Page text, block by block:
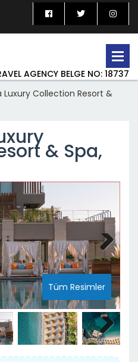
AGENCY BELGE NO: 18737
Luxury Collection Resort &
& Spa,
Tüm Resimler
Next
Next